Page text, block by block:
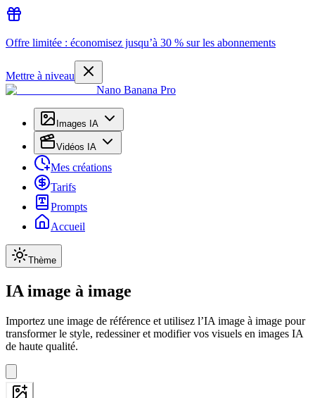
Offre limitée : économisez jusqu’à 30 % sur les abonnements
Mettre à niveau
Nano Banana Pro
Images IA
Vidéos IA
Mes créations
Tarifs
Prompts
Accueil
Thème
IA image à image
Importez une image de référence et utilisez l’IA image à image pour
transformer le style, redessiner et modifier vos visuels en images IA
de haute qualité.